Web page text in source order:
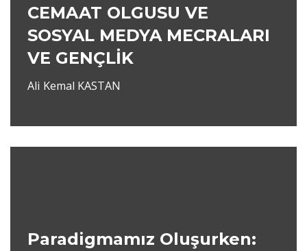
CEMAAT OLGUSU VE
SOSYAL MEDYA MECRALARI
VE GENÇLİK
Ali Kemal KASTAN
Paradigmamız Oluşurken: